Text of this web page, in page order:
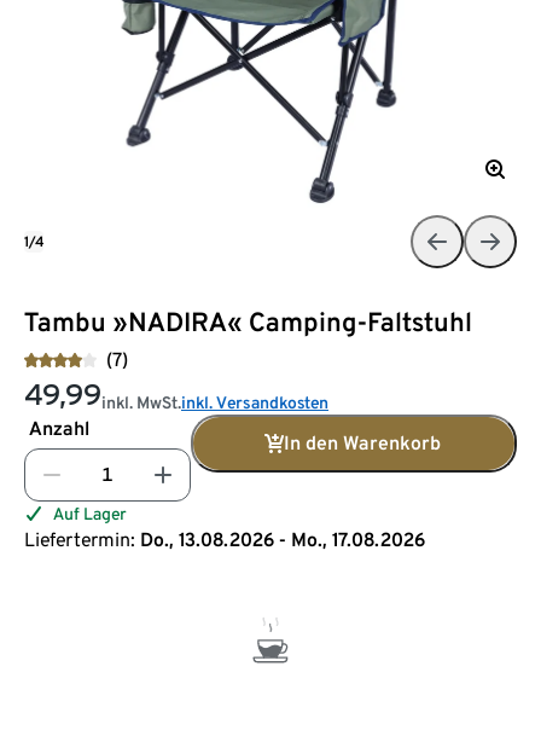
Tambu »NADIRA« Camping-Faltstuhl
(7)
49,99inkl. MwSt.inkl. Versandkosten
Anzahl
In den Warenkorb
Auf Lager
Liefertermin: Do., 13.08.2026 - Mo., 17.08.2026
1/4